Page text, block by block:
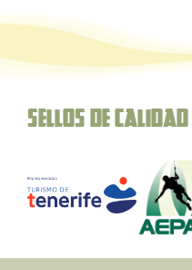
Sellos de Calidad